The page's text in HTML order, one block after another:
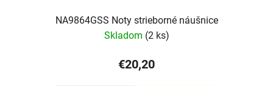
NA9864GSS Noty strieborné náušnice
Skladom (2 ks)
€20,20